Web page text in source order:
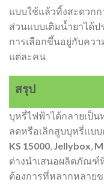
แบบใช้แล้วทิ้งสะดวก
ส่วนแบบเติมน้ำยาได้
การเลือกขึ้นอยู่กับคว
แต่ละคน
สรุป
บุหรี่ไฟฟ้าได้กลายเป็
ลดหรือเลิกสูบบุหรี่แบ
KS 15000, Jellybox,
ต่างนำเสนอผลิตภัณ
ต้องการที่หลากหลาย